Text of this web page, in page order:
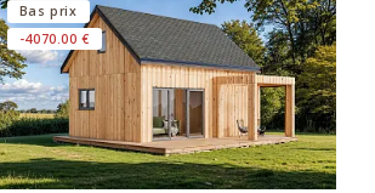
Bas prix
-4070.00 €